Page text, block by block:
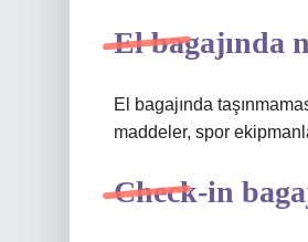
El bagajında
El bagajında
maddeler, spor
Check-in